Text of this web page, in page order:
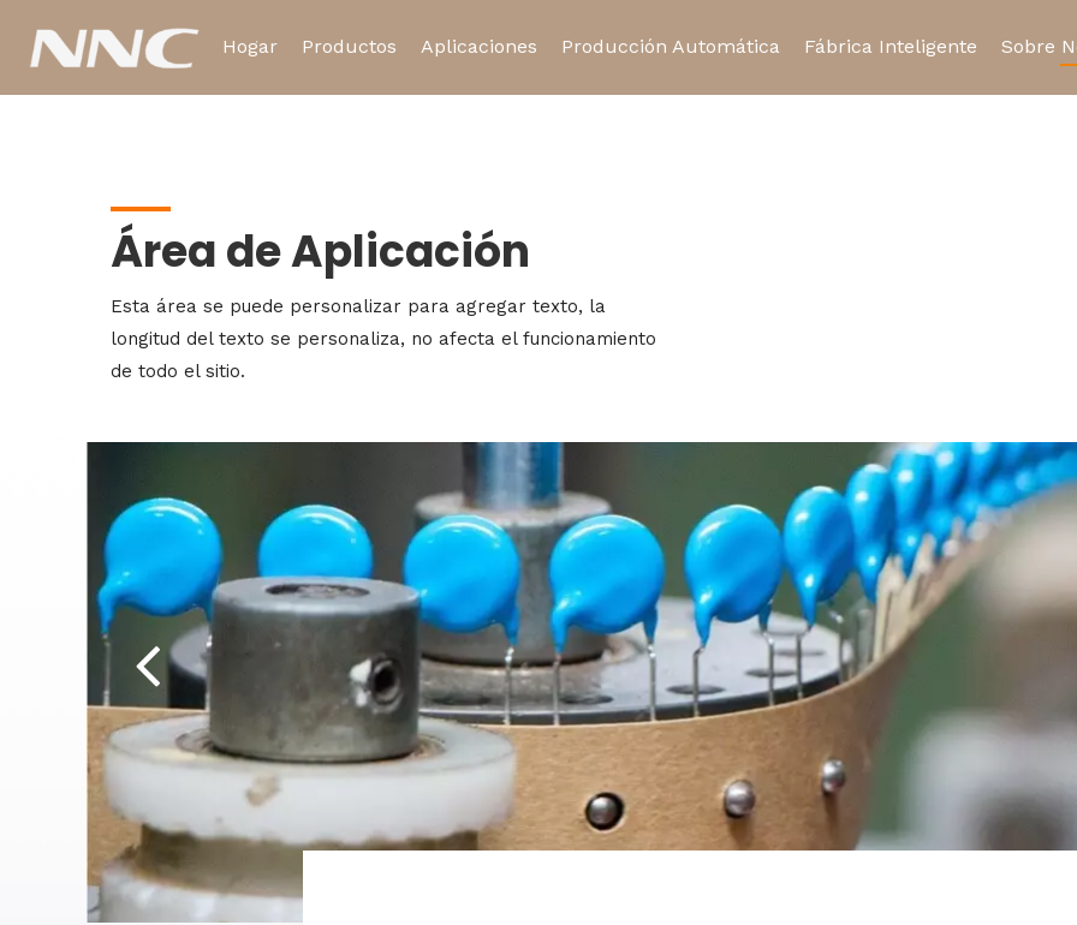
Hogar Productos
Relé de tiempo
Aplicaciones Producción Automática Fábrica Inteligente Sobre
Área de Aplicación
Esta área se puede personalizar para agregar texto, la
longitud del texto se personaliza, no afecta el funcionamiento
de todo el sitio.